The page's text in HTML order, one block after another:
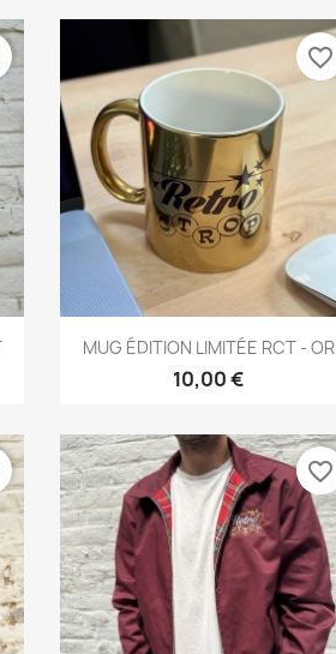
Aperçu rapide
MUG ÉDITION LIMITÉE RCT - OR
10,00 €
favorite_border
favorite_border